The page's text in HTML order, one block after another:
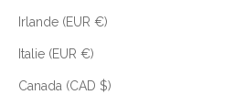
Irlande (EUR €)
Italie (EUR €)
Canada (CAD $)